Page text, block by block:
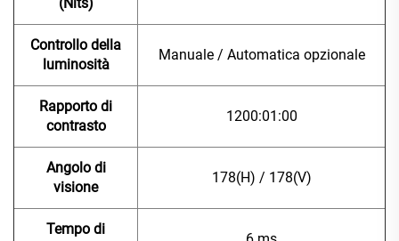
Controllo della
luminosità
Manuale / Automatica opzionale
Rapporto di
contrasto
1200:01:00
Angolo di
visione
178(H) / 178(V)
Tempo di